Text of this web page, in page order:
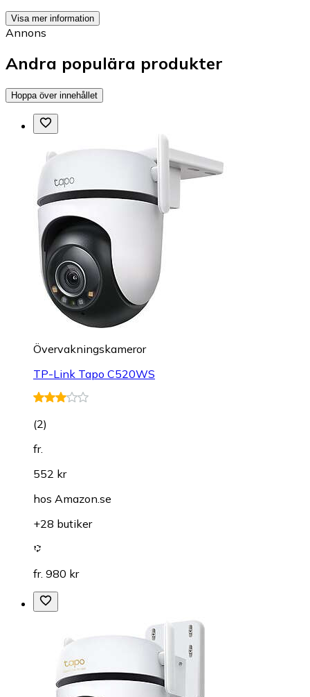
Visa mer information
Annons
Andra populära produkter
Hoppa över innehållet
Övervakningskameror
TP-Link Tapo C520WS
(2)
fr.
552 kr
hos Amazon.se
+28 butiker
fr. 980 kr